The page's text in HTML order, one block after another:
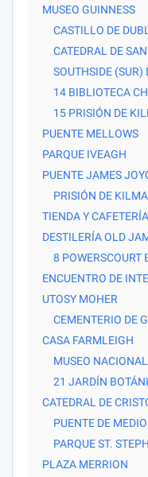
MUSEO GUINNESS
CASTILLO DE
CATEDRAL DE
SOUTHSIDE (SUR)
14 BIBLIOTECA
15 PRISIÓN DE
PUENTE MELLOWS
PARQUE IVEAGH
PUENTE JAMES
PRISIÓN DE
TIENDA Y
DESTILERÍA OLD
8 POWERSCOURT
ENCUENTRO DE
UTOSY MOHER
CEMENTERIO DE
CASA FARMLEIGH
MUSEO
21 JARDÍN
CATEDRAL DE
PUENTE DE
PARQUE ST.
PLAZA MERRION